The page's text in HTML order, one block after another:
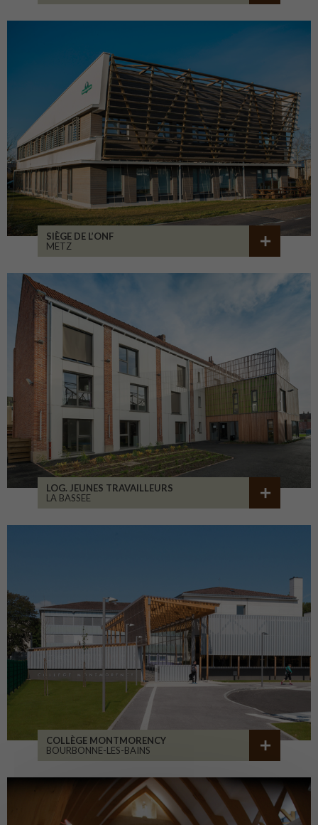
SIÈGE DE L’ONF
METZ
LOG. JEUNES TRAVAILLEURS
LA BASSEE
COLLÈGE MONTMORENCY
BOURBONNE-LES-BAINS